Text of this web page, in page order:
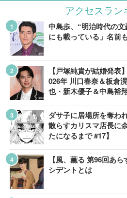
アクセスラン
中島歩、“明治時代の
にも載っている」名前
【戸塚純貴が結婚発表
026年 川口春奈＆板倉
也・新木優子＆中島裕
ダサ子に居場所を奪わ
散らすカリスマ店長に
たになるまで #17】
【風、薫る 第96回あ
シデントとは